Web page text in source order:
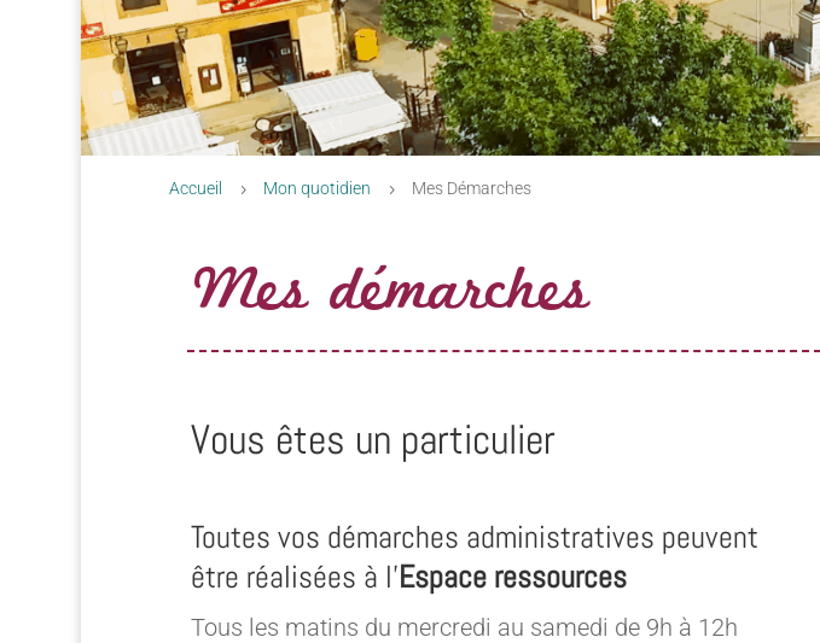
Accueil 5 Mon quotidien 5 Mes Démarches
Mes démarches
Vous êtes un particulier
Toutes vos démarches administratives peuvent
être réalisées à l’Espace ressources
Tous les matins du mercredi au samedi de 9h à 12h